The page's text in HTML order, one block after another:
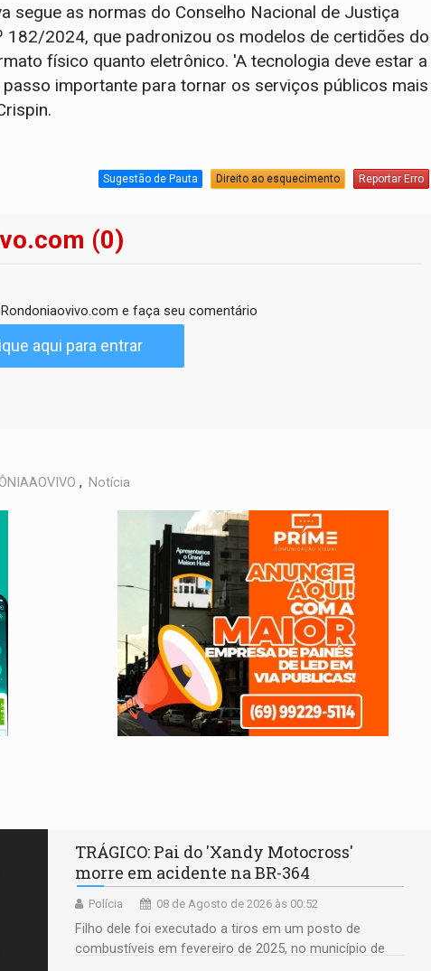
segue as normas do Conselho Nacional de Justiça
182/2024, que padronizou os modelos de certidões do
físico quanto eletrônico. 'A tecnologia deve estar a
importante para tornar os serviços públicos mais
Sugestão de Pauta Direito ao esquecimento Reportar Erro
(0)
e faça seu comentário
aqui para entrar
, Notícia
TRÁGICO: Pai do 'Xandy Motocross'
morre em acidente na BR-364
Polícia 08 de Agosto de 2026 às 00:52
Filho dele foi executado a tiros em um posto de
combustíveis em fevereiro de 2025, no município de